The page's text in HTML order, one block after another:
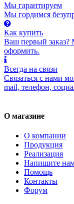
Мы гарантируем
Мы гордимся
Как купить
Ваш первый заказ?
оформить.
Всегда на связи
Связаться с нами
mail, телефон,
О магазине
О компании
Продукция
Реализация
Напишите
Помощь
Контакты
Форум